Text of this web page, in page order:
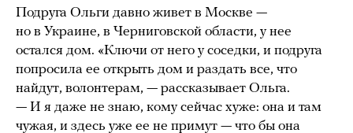
Подруга Ольги давно живет в Москве —
но в Украине, в Черниговской области, у нее
остался дом. «Ключи от него у соседки, и подруга
попросила ее открыть дом и раздать все, что
найдут, волонтерам, — рассказывает Ольга.
— И я даже не знаю, кому сейчас хуже: она и там
чужая, и здесь уже ее не примут — что бы она